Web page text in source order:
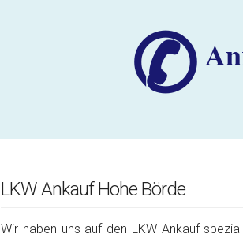
✆
LKW Ankauf Hohe Börde
Wir haben uns auf den LKW Ankauf